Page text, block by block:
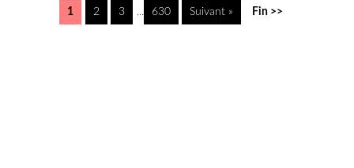
1 2 3 ... 630 Suivant » Fin >>